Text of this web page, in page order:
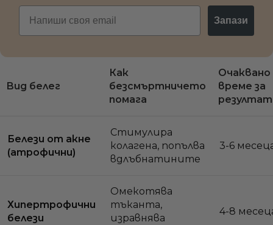
Email
Запази
Вид белег
Как
безсмъртничето
помага
Очаквано
време за
Белези от акне
(атрофични)
Стимулира
колагена, попълва
вдлъбнатините
3-6
Хипертрофични
белези
Омекотява
тъканта,
изравнява
4-8